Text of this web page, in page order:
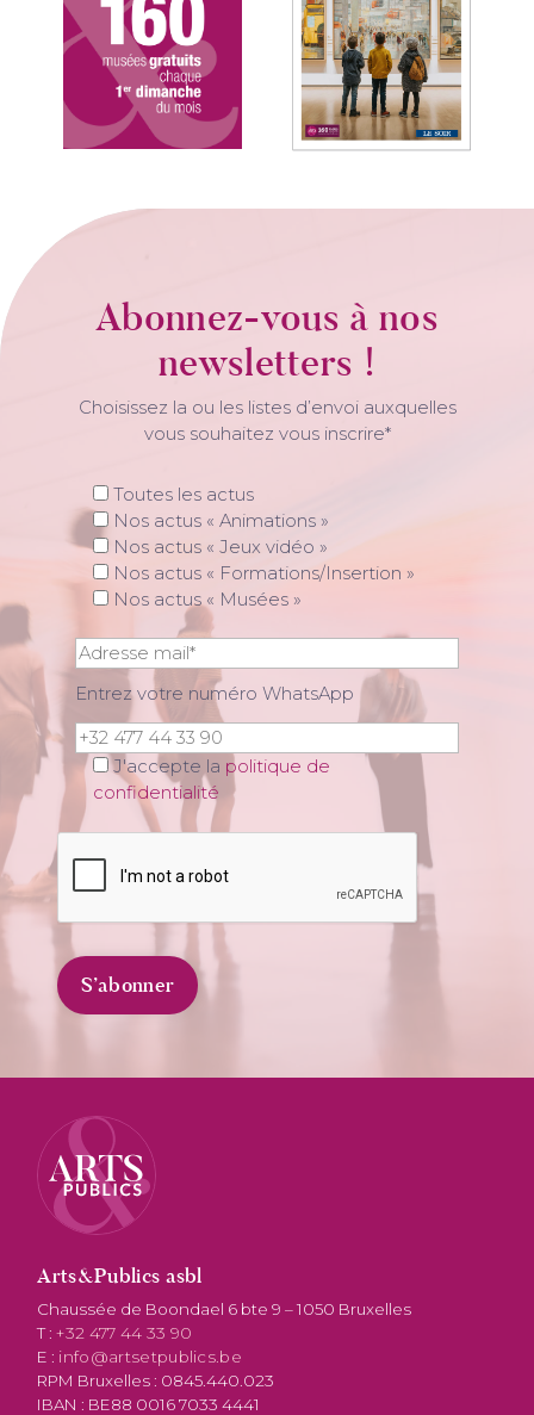
Abonnez-vous à nos
newsletters !
Choisissez la ou les listes d’envoi auxquelles
vous souhaitez vous inscrire*
Toutes les actus
Nos actus « Animations »
Nos actus « Jeux vidéo »
Nos actus « Formations/Insertion »
Nos actus « Musées »
Entrez votre numéro WhatsApp
J'accepte la politique de
confidentialité
Arts&Publics asbl
Chaussée de Boondael 6 bte 9 – 1050 Bruxelles
T :+32 477 44 33 90
E : info@artsetpublics.be
RPM Bruxelles : 0845.440.023
IBAN : BE88 0016 7033 4441